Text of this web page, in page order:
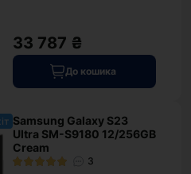
33 787 ₴
До кошика
Samsung Galaxy S23
Ultra SM-S9180 12/256GB
Cream
3